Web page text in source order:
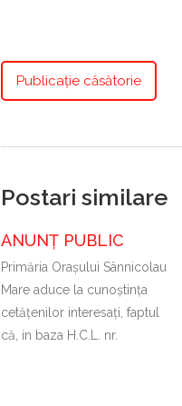
Publicaţie căsătorie
Postari similare
ANUNȚ PUBLIC
Primăria Oraşului Sânnicolau
Mare aduce la cunoştinţa
cetăţenilor interesaţi, faptul
că, in baza H.C.L. nr.